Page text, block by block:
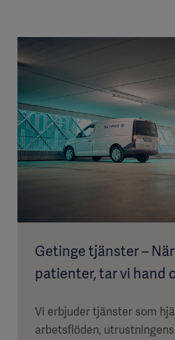
Getinge tjänster –
patienter, tar vi hand
Vi erbjuder tjänster som
arbetsflöden,